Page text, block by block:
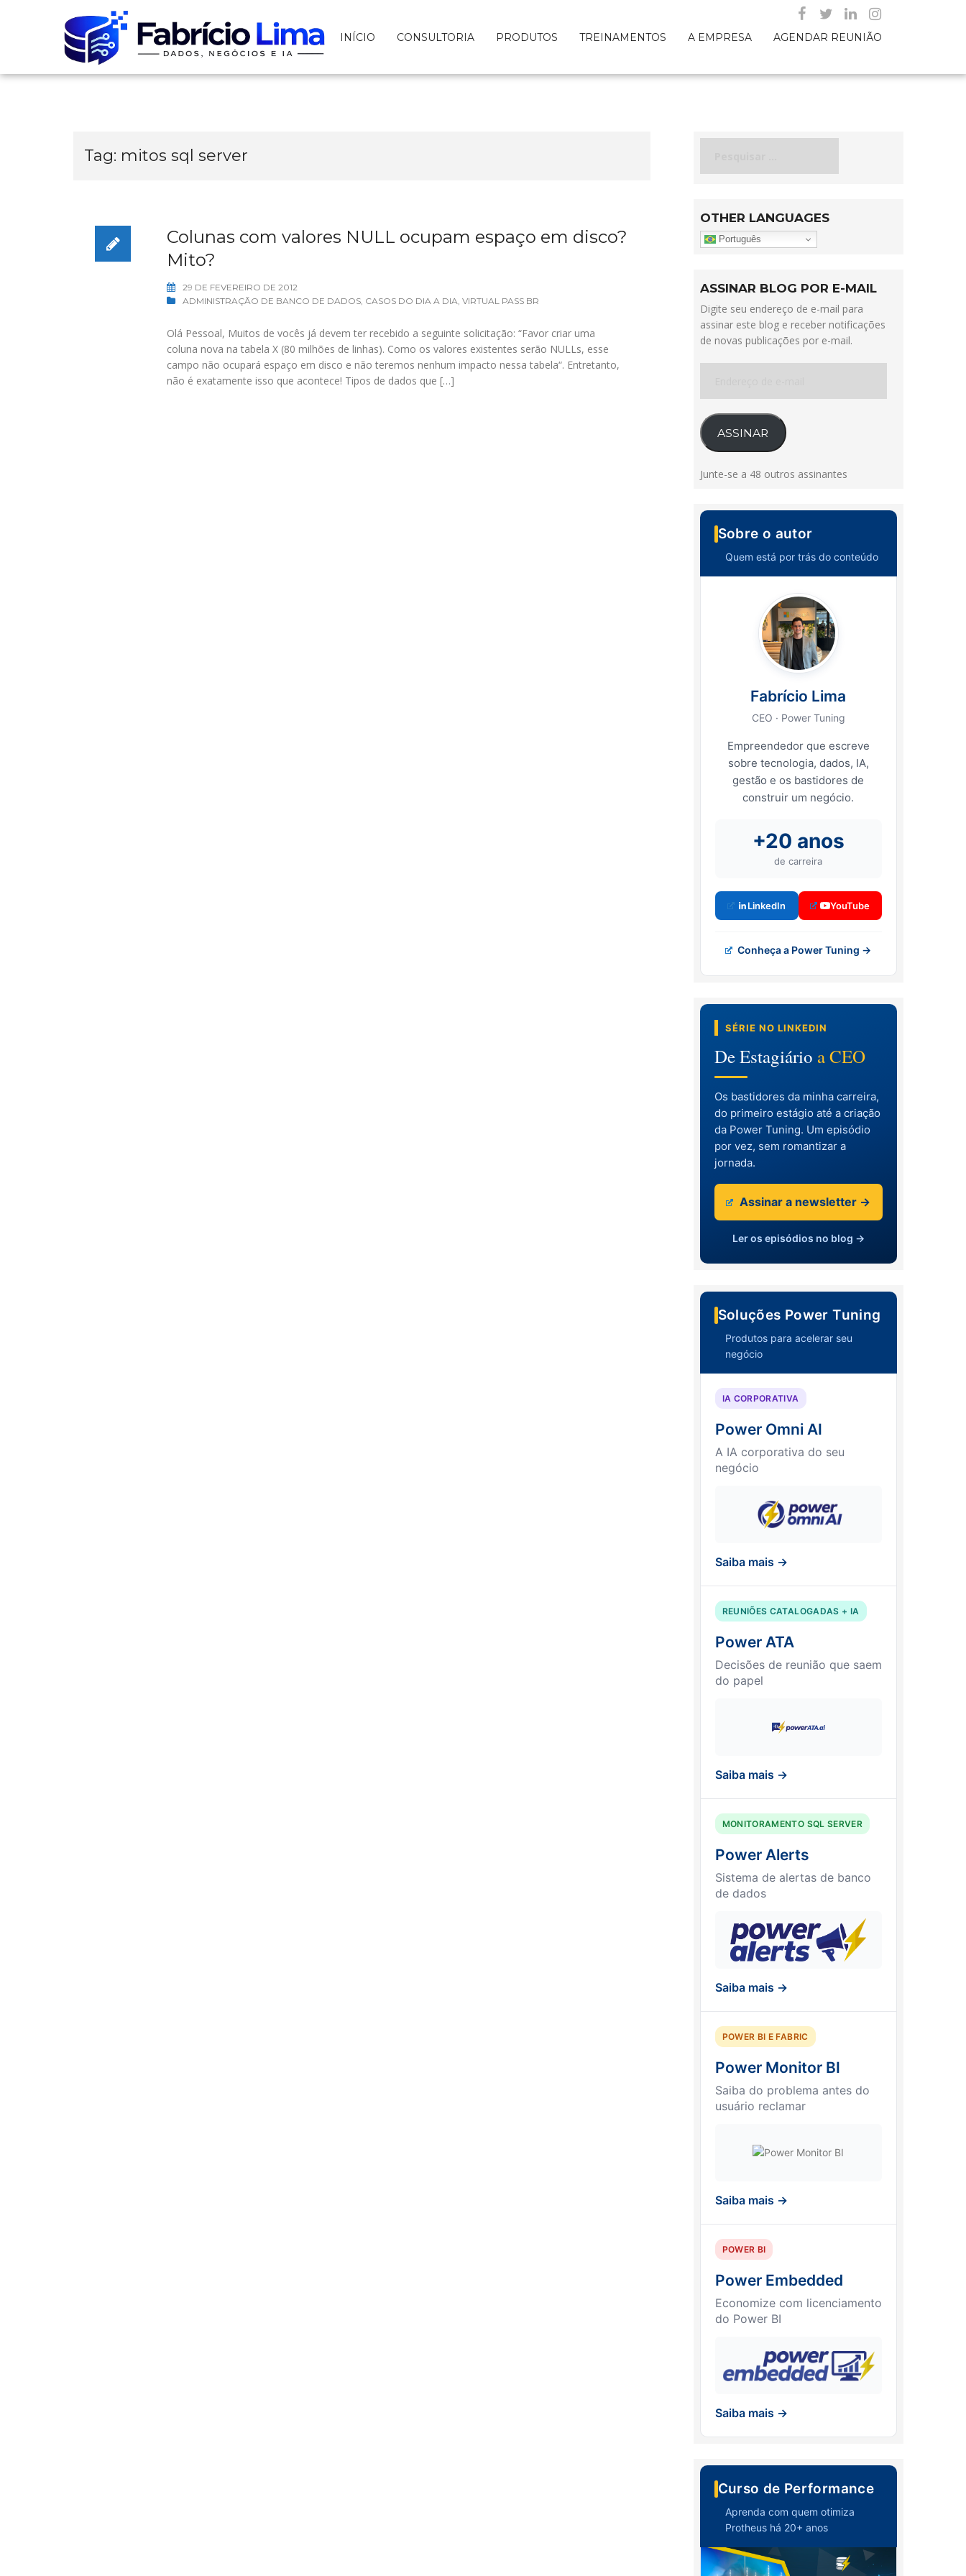
INÍCIO CONSULTORIA PRODUTOS TREINAMENTOS A EMPRESA AGENDAR REUNIÃO
Tag: mitos sql server
Colunas com valores NULL ocupam espaço em disco?
Mito?
29 DE FEVEREIRO DE 2012
ADMINISTRAÇÃO DE BANCO DE DADOS, CASOS DO DIA A DIA, VIRTUAL PASS BR
Olá Pessoal, Muitos de vocês já devem ter recebido a seguinte solicitação: “Favor criar uma
coluna nova na tabela X (80 milhões de linhas). Como os valores existentes serão NULLs, esse
campo não ocupará espaço em disco e não teremos nenhum impacto nessa tabela“. Entretanto,
não é exatamente isso que acontece! Tipos de dados que […]
OTHER LANGUAGES
Português
ASSINAR BLOG POR E-MAIL
Digite seu endereço de e-mail para
assinar este blog e receber notificações
de novas publicações por e-mail.
e-
mail
ASSINAR
Junte-se a 48 outros assinantes
Sobre o autor
Quem está por trás do conteúdo
Fabrício Lima
CEO · Power Tuning
Empreendedor que escreve
sobre tecnologia, dados, IA,
gestão e os bastidores de
construir um negócio.
+20 anos
de carreira
LinkedIn YouTube
Conheça a Power Tuning →
SÉRIE NO LINKEDIN
De Estagiário a CEO
Os bastidores da minha carreira,
do primeiro estágio até a criação
da Power Tuning. Um episódio
por vez, sem romantizar a
jornada.
Assinar a newsletter →
Ler os episódios no blog →
Soluções Power Tuning
Produtos para acelerar seu
negócio
IA CORPORATIVA
Power Omni AI
A IA corporativa do seu
negócio
Saiba mais →
REUNIÕES CATALOGADAS + IA
Power ATA
Decisões de reunião que saem
do papel
Saiba mais →
MONITORAMENTO SQL SERVER
Power Alerts
Sistema de alertas de banco
de dados
Saiba mais →
POWER BI E FABRIC
Power Monitor BI
Saiba do problema antes do
usuário reclamar
Saiba mais →
POWER BI
Power Embedded
Economize com licenciamento
do Power BI
Saiba mais →
Curso de Performance
Aprenda com quem otimiza
Protheus há 20+ anos